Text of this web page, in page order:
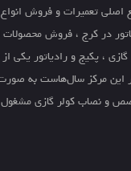
اصلی تعمیرات و فروش
در کرج ، فروش
گازی ، پکیج و رادیاتور
این مرکز سال‌هاست به
و نصاب کولر گازی مشغول